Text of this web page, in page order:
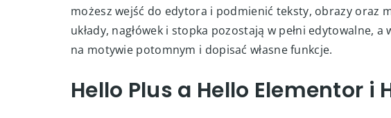
możesz wejść do edytora i podmienić teksty, obrazy oraz
układy, nagłówek i stopka pozostają w pełni edytowalne,
na motywie potomnym i dopisać własne funkcje.
Hello Plus a Hello Elementor i